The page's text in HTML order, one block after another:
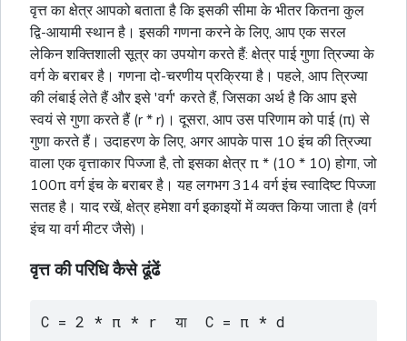
वृत्त का क्षेत्र आपको बताता है कि इसकी सीमा के भीतर कितना कुल
द्वि-आयामी स्थान है। इसकी गणना करने के लिए, आप एक सरल
लेकिन शक्तिशाली सूत्र का उपयोग करते हैं: क्षेत्र पाई गुणा त्रिज्या के
वर्ग के बराबर है। गणना दो-चरणीय प्रक्रिया है। पहले, आप त्रिज्या
की लंबाई लेते हैं और इसे 'वर्ग' करते हैं, जिसका अर्थ है कि आप इसे
स्वयं से गुणा करते हैं (r * r)। दूसरा, आप उस परिणाम को पाई (π) से
गुणा करते हैं। उदाहरण के लिए, अगर आपके पास 10 इंच की त्रिज्या
वाला एक वृत्ताकार पिज्जा है, तो इसका क्षेत्र π * (10 * 10) होगा, जो
100πवर्गइंच के बराबर है। यह लगभग 314वर्गइंच स्वादिष्ट पिज्जा
सतह है। याद रखें, क्षेत्र हमेशावर्गइकाइयों में व्यक्त किया जाता है (वर्ग
इंच यावर्गमीटर जैसे)।
वृत्त की परिधि कैसे ढूंढें
C = 2 * π * r  या  C = π * d